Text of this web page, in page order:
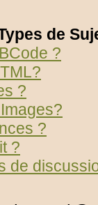
de
?
?
?
?
de